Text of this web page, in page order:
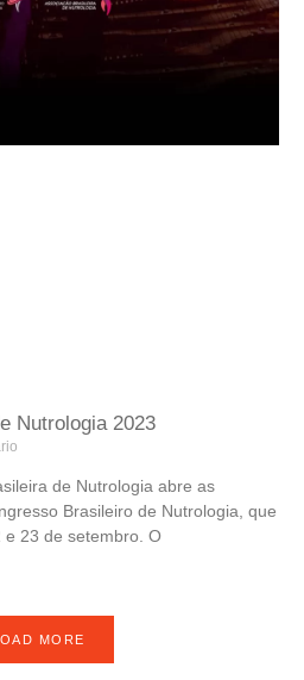
Nutrologia 2023
de Nutrologia abre as
Brasileiro de Nutrologia, que
23 de setembro. O
MORE